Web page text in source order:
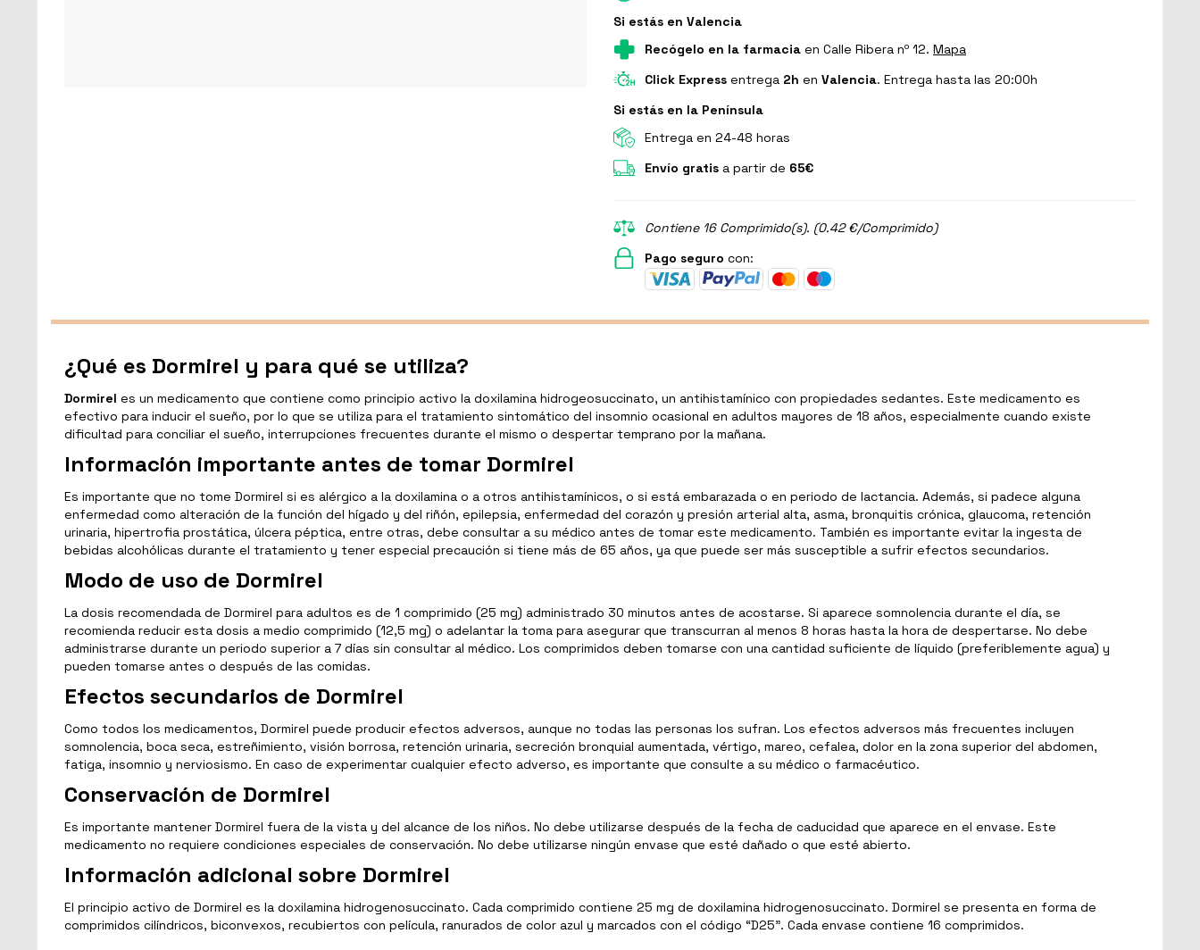
Si estás en Valencia
Recógelo en la farmacia en Calle Ribera nº 12. Mapa
Click Express entrega 2h en Valencia. Entrega hasta las 20:00h
Si estás en la Península
Entrega en 24-48 horas
Envío gratis a partir de 65€
Contiene 16 Comprimido(s). (0.42 €/Comprimido)
Pago seguro con:
¿Qué es Dormirel y para qué se utiliza?
Dormirel es un medicamento que contiene como principio activo la doxilamina hidrogeosuccinato, un antihistamínico con propiedades sedantes. Este medicamento es
efectivo para inducir el sueño, por lo que se utiliza para el tratamiento sintomático del insomnio ocasional en adultos mayores de 18 años, especialmente cuando existe
dificultad para conciliar el sueño, interrupciones frecuentes durante el mismo o despertar temprano por la mañana.
Información importante antes de tomar Dormirel
Es importante que no tome Dormirel si es alérgico a la doxilamina o a otros antihistamínicos, o si está embarazada o en periodo de lactancia. Además, si padece alguna
enfermedad como alteración de la función del hígado y del riñón, epilepsia, enfermedad del corazón y presión arterial alta, asma, bronquitis crónica, glaucoma, retención
urinaria, hipertrofia prostática, úlcera péptica, entre otras, debe consultar a su médico antes de tomar este medicamento. También es importante evitar la ingesta de
bebidas alcohólicas durante el tratamiento y tener especial precaución si tiene más de 65 años, ya que puede ser más susceptible a sufrir efectos secundarios.
Modo de uso de Dormirel
La dosis recomendada de Dormirel para adultos es de 1 comprimido (25 mg) administrado 30 minutos antes de acostarse. Si aparece somnolencia durante el día, se
recomienda reducir esta dosis a medio comprimido (12,5 mg) o adelantar la toma para asegurar que transcurran al menos 8 horas hasta la hora de despertarse. No debe
administrarse durante un periodo superior a 7 días sin consultar al médico. Los comprimidos deben tomarse con una cantidad suficiente de líquido (preferiblemente agua) y
pueden tomarse antes o después de las comidas.
Efectos secundarios de Dormirel
Como todos los medicamentos, Dormirel puede producir efectos adversos, aunque no todas las personas los sufran. Los efectos adversos más frecuentes incluyen
somnolencia, boca seca, estreñimiento, visión borrosa, retención urinaria, secreción bronquial aumentada, vértigo, mareo, cefalea, dolor en la zona superior del abdomen,
fatiga, insomnio y nerviosismo. En caso de experimentar cualquier efecto adverso, es importante que consulte a su médico o farmacéutico.
Conservación de Dormirel
Es importante mantener Dormirel fuera de la vista y del alcance de los niños. No debe utilizarse después de la fecha de caducidad que aparece en el envase. Este
medicamento no requiere condiciones especiales de conservación. No debe utilizarse ningún envase que esté dañado o que esté abierto.
Información adicional sobre Dormirel
El principio activo de Dormirel es la doxilamina hidrogenosuccinato. Cada comprimido contiene 25 mg de doxilamina hidrogenosuccinato. Dormirel se presenta en forma de
comprimidos cilíndricos, biconvexos, recubiertos con película, ranurados de color azul y marcados con el código “D25”. Cada envase contiene 16 comprimidos.